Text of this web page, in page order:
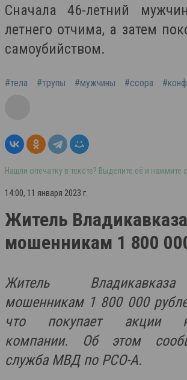
Сначала 46-летний
летнего отчима, а затем
самоубийством.
#тела #трупы #мужчины #ссора
Нашли опечатку в тексте? Выделите её и нажмите
14:00, 11 января 2023 г.
Житель
мошенникам 1 800
Житель
мошенникам 1 800 000
что покупает акции
компании. Об этом
служба МВД по РСО-А.